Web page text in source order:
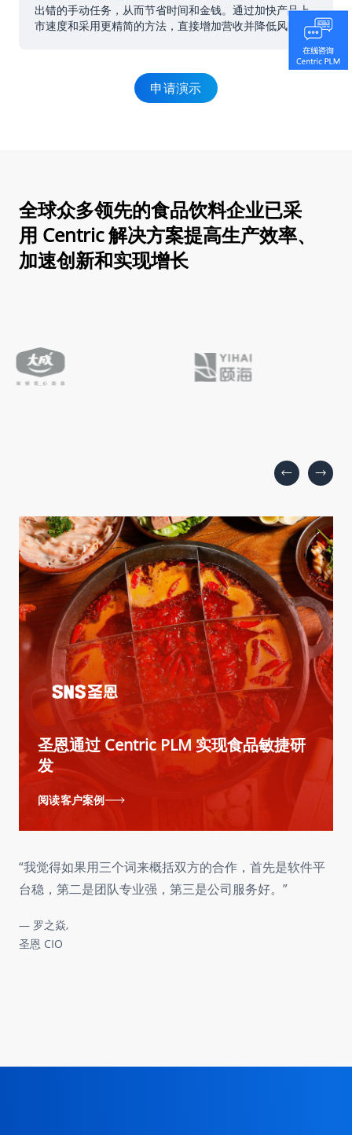
出错的手动任务，从而节省时间和金钱。通过加快产品上
市速度和采用更精简的方法，直接增加营收并降低风险。
申请演示
全球众多领先的食品饮料企业已采
用 Centric 解决方案提高生产效率、
加速创新和实现增长
Centric PLM 助力全球咖啡连锁巨头实
现端到端的产品追溯，确保食品安全和
质量
阅读客户案例
圣恩通过 Centric PLM 实现食品敏捷研
发
阅读客户案例
“我觉得如果用三个词来概括双方的合作，首先是软件平
台稳，第二是团队专业强，第三是公司服务好。”
— 罗之焱,
圣恩 CIO
广州酒家利口福采用Centric PLM赋能传
统点心
阅读客户案例
— 黄达尧,
Centric PLM助力“0糖0脂0卡”饮料品牌
实现新品研发流程标准化，赋能产品快
速迭代和敏捷创新
阅读客户案例
普罗星淀粉通过Centric PLM实现研发管
理赋能
阅读客户案例
Centric PLM 助力全球咖啡连锁巨头实
现端到端的产品追溯，确保食品安全和
质量
阅读客户案例
圣恩通过 Centric PLM 实现食品敏捷研
发
阅读客户案例
— 罗之焱,
圣恩 CIO